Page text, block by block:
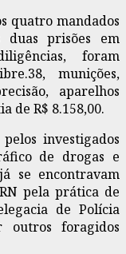
quatro mandados
duas prisões em
foram
munições,
aparelhos
de R$ 8.158,00.
investigados
de drogas e
se encontravam
pela prática de
de Polícia
outros foragidos